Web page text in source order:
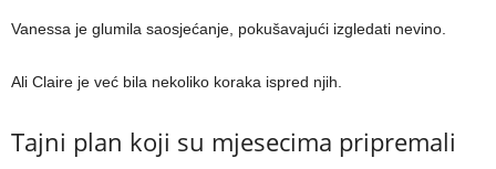
Vanessa je glumila saosjećanje, pokušavajući izgledati nevino.
Ali Claire je već bila nekoliko koraka ispred njih.
Tajni plan koji su mjesecima pripremali